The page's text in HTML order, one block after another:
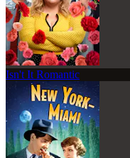
Isn't It Romantic